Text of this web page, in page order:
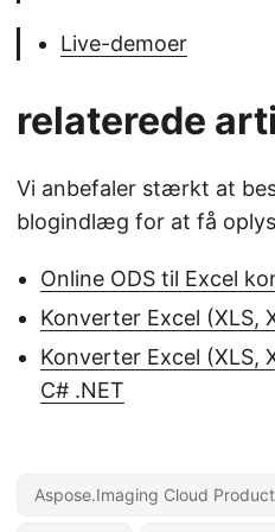
Live-demoer
relaterede
Vi anbefaler stærkt at
blogindlæg for at få
Online ODS til Excel
Konverter Excel (XLS,
Konverter Excel (XLS,
C# .NET
Aspose.Imaging Cloud